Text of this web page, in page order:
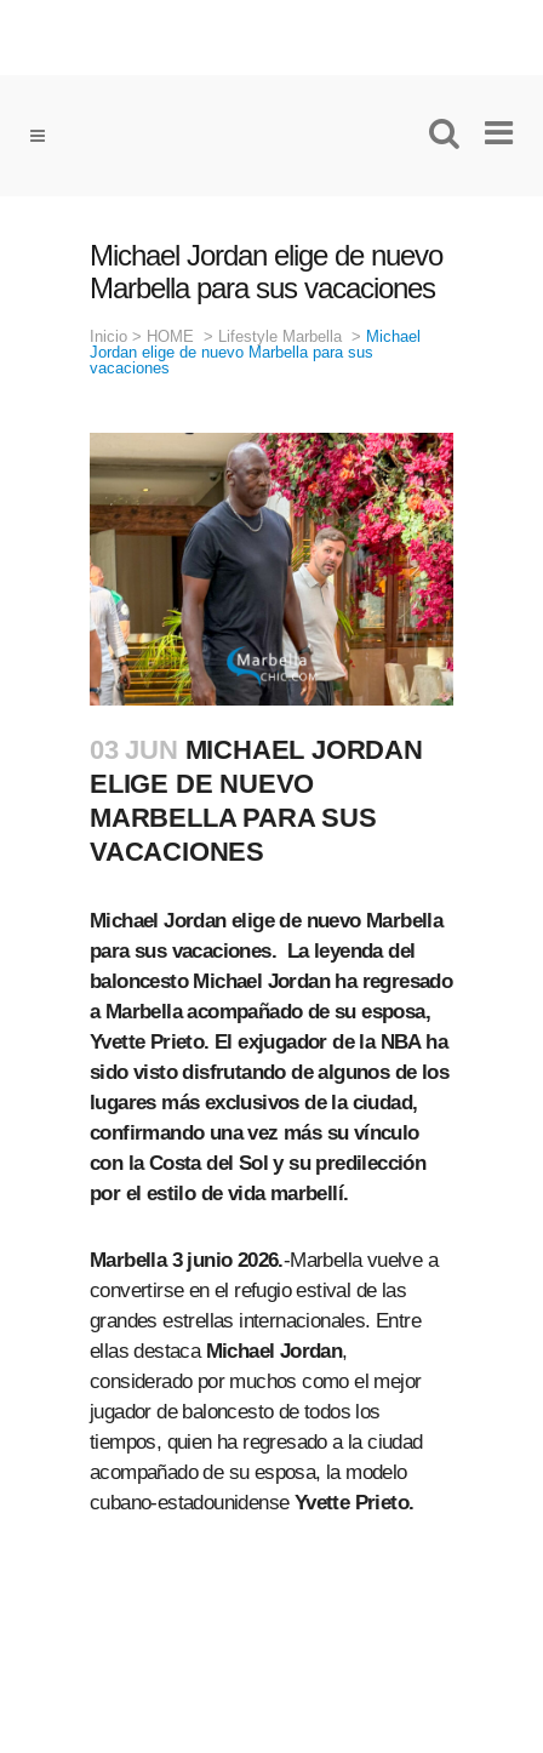
Michael Jordan elige de nuevo
Marbella para sus vacaciones
Inicio > HOME > Lifestyle Marbella > Michael
Jordan elige de nuevo Marbella para sus
vacaciones
03 JUN MICHAEL JORDAN
ELIGE DE NUEVO
MARBELLA PARA SUS
VACACIONES
Michael Jordan elige de nuevo Marbella
para sus vacaciones. La leyenda del
baloncesto Michael Jordan ha regresado
a Marbella acompañado de su esposa,
Yvette Prieto. El exjugador de la NBA ha
sido visto disfrutando de algunos de los
lugares más exclusivos de la ciudad,
confirmando una vez más su vínculo
con la Costa del Sol y su predilección
por el estilo de vida marbellí.
Marbella 3 junio 2026.-Marbella vuelve a
convertirse en el refugio estival de las
grandes estrellas internacionales. Entre
ellas destaca Michael Jordan,
considerado por muchos como el mejor
jugador de baloncesto de todos los
tiempos, quien ha regresado a la ciudad
acompañado de su esposa, la modelo
cubano-estadounidenseYvette Prieto.